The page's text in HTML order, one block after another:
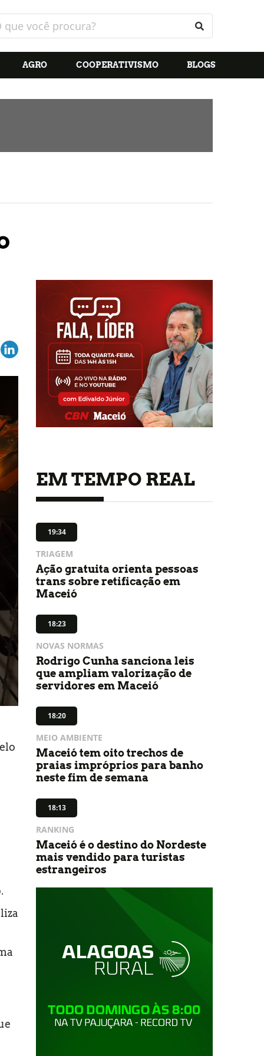
AGRO COOPERATIVISMO BLOGS
EM TEMPO REAL
19:34
TRIAGEM
Ação gratuita orienta pessoas
trans sobre retificação em
Maceió
18:23
NOVAS NORMAS
Rodrigo Cunha sanciona leis
que ampliam valorização de
servidores em Maceió
18:20
MEIO AMBIENTE
Maceió tem oito trechos de
praias impróprios para banho
neste fim de semana
18:13
RANKING
Maceió é o destino do Nordeste
mais vendido para turistas
estrangeiros